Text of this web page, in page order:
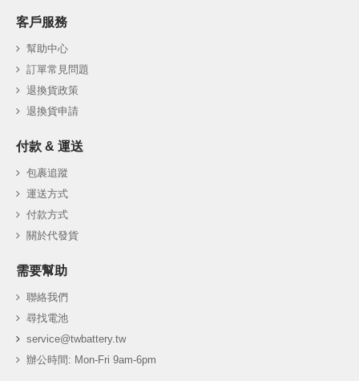
客戶服務
幫助中心
訂單常見問題
退換貨政策
退換貨申請
付款 & 運送
包裹追蹤
運送方式
付款方式
關於代發貨
需要幫助
聯絡我們
尋找電池
service@twbattery.tw
辦公時間: Mon-Fri 9am-6pm